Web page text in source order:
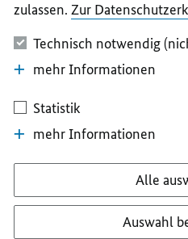
zulassen. Zur
Technisch notwendig
mehr Informationen
Statistik
mehr Informationen
Alle
Auswahl